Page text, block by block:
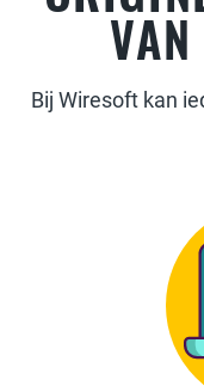
Bij Wiresoft kan